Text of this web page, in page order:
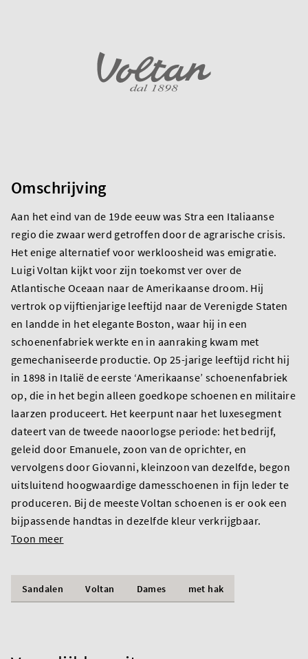
Omschrijving
Aan het eind van de 19de eeuw was Stra een Italiaanse
regio die zwaar werd getroffen door de agrarische crisis.
Het enige alternatief voor werkloosheid was emigratie.
Luigi Voltan kijkt voor zijn toekomst ver over de
Atlantische Oceaan naar de Amerikaanse droom. Hij
vertrok op vijftienjarige leeftijd naar de Verenigde Staten
en landde in het elegante Boston, waar hij in een
schoenenfabriek werkte en in aanraking kwam met
gemechaniseerde productie. Op 25-jarige leeftijd richt hij
in 1898 in Italië de eerste ‘Amerikaanse’ schoenenfabriek
op, die in het begin alleen goedkope schoenen en militaire
laarzen produceert. Het keerpunt naar het luxesegment
dateert van de tweede naoorlogse periode: het bedrijf,
geleid door Emanuele, zoon van de oprichter, en
vervolgens door Giovanni, kleinzoon van dezelfde, begon
uitsluitend hoogwaardige damesschoenen in fijn leder te
produceren. Bij de meeste Voltan schoenen is er ook een
bijpassende handtas in dezelfde kleur verkrijgbaar.
Toon meer
Sandalen Voltan Dames met hak